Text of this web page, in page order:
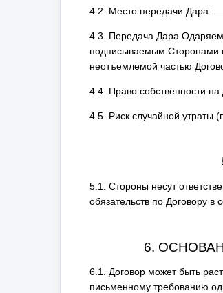
4.2. Место передачи Дара:
4.3. Передача Дара
подписываемым Сторонами
неотъемлемой частью
4.4. Право собственности
4.5. Риск случайной утраты
5.1. Стороны несут
обязательств по Договору в
6.
6.1. Договор может быть
письменному требованию